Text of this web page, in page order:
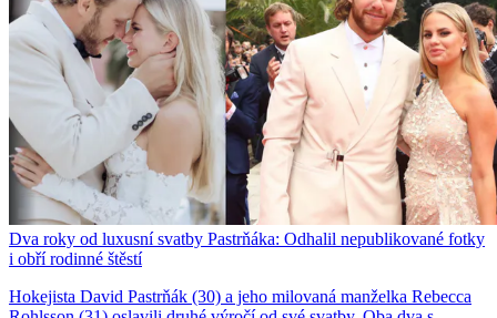
Dva roky od luxusní svatby Pastrňáka: Odhalil nepublikované fotky
i obří rodinné štěstí
Hokejista David Pastrňák (30) a jeho milovaná manželka Rebecca